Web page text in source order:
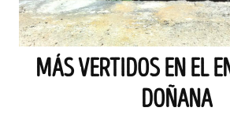
MÁS VERTIDOS EN EL
DOÑANA